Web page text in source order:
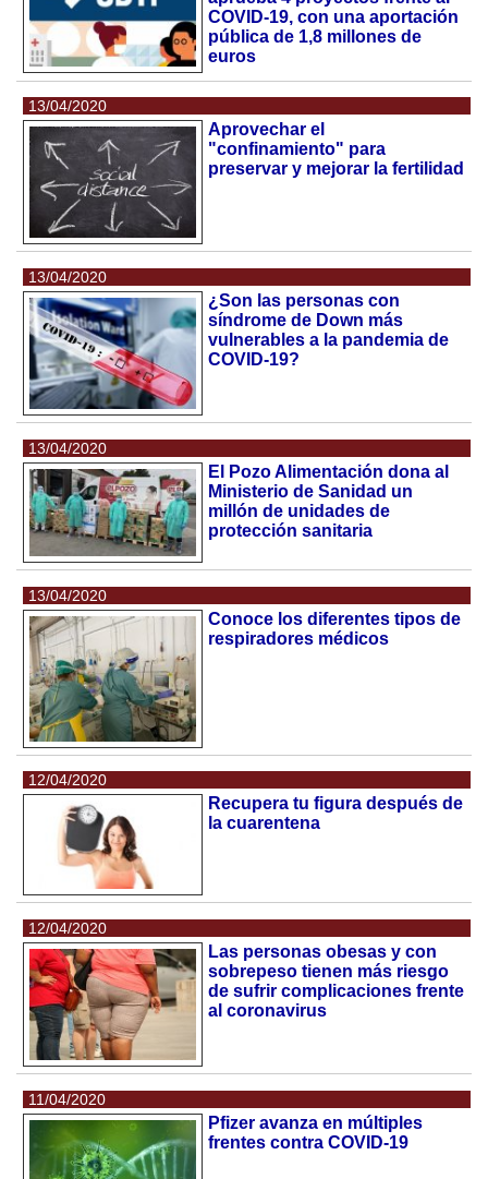
COVID-19, con una aportación
pública de 1,8 millones de
euros
13/04/2020
Aprovechar el
"confinamiento" para
preservar y mejorar la fertilidad
13/04/2020
¿Son las personas con
síndrome de Down más
vulnerables a la pandemia de
COVID-19?
13/04/2020
El Pozo Alimentación dona al
Ministerio de Sanidad un
millón de unidades de
protección sanitaria
13/04/2020
Conoce los diferentes tipos de
respiradores médicos
12/04/2020
Recupera tu figura después de
la cuarentena
12/04/2020
Las personas obesas y con
sobrepeso tienen más riesgo
de sufrir complicaciones frente
al coronavirus
11/04/2020
Pfizer avanza en múltiples
frentes contra COVID-19